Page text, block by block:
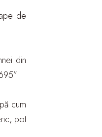
de
din
cum
pot